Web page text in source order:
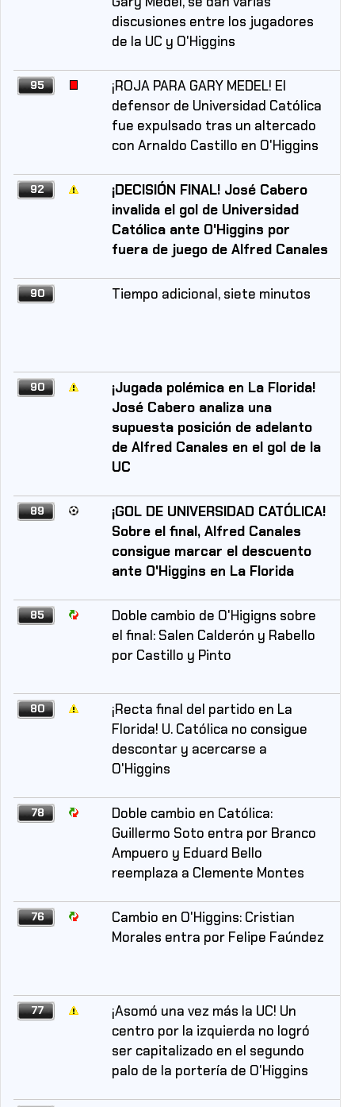
discusiones entre los jugadores
de la UC y O'Higgins
95
¡ROJA PARA GARY MEDEL! El
defensor de Universidad Católica
fue expulsado tras un altercado
con Arnaldo Castillo en O'Higgins
92
¡DECISIÓN FINAL! José Cabero
invalida el gol de Universidad
Católica ante O'Higgins por
fuera de juego de Alfred Canales
90 Tiempo adicional, siete minutos
90
¡Jugada polémica en La Florida!
José Cabero analiza una
supuesta posición de adelanto
de Alfred Canales en el gol de la
UC
89
¡GOL DE UNIVERSIDAD CATÓLICA!
Sobre el final, Alfred Canales
consigue marcar el descuento
ante O'Higgins en La Florida
85
Doble cambio de O'Higigns sobre
el final: Salen Calderón y Rabello
por Castillo y Pinto
80
¡Recta final del partido en La
Florida! U. Católica no consigue
descontar y acercarse a
O'Higgins
78
Doble cambio en Católica:
Guillermo Soto entra por Branco
Ampuero y Eduard Bello
reemplaza a Clemente Montes
76
Cambio en O'Higgins: Cristian
Morales entra por Felipe Faúndez
77
¡Asomó una vez más la UC! Un
centro por la izquierda no logró
ser capitalizado en el segundo
palo de la portería de O'Higgins